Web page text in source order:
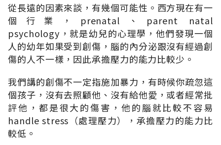
從長遠的因素來談，有幾個可能性。西方現在有一
個行業，prenatal、parent natal
psychology，就是幼兒的心理學，他們發現一個
人的幼年如果受到創傷，腦的內分泌跟沒有經過創
傷的人不一樣，因此承擔壓力的能力比較少。
我們講的創傷不一定指施加暴力，有時候你疏忽這
個孩子，沒有去照顧他、沒有給他愛，或者經常批
評他，都是很大的傷害，他的腦就比較不容易
handle stress（處理壓力），承擔壓力的能力比
較低。